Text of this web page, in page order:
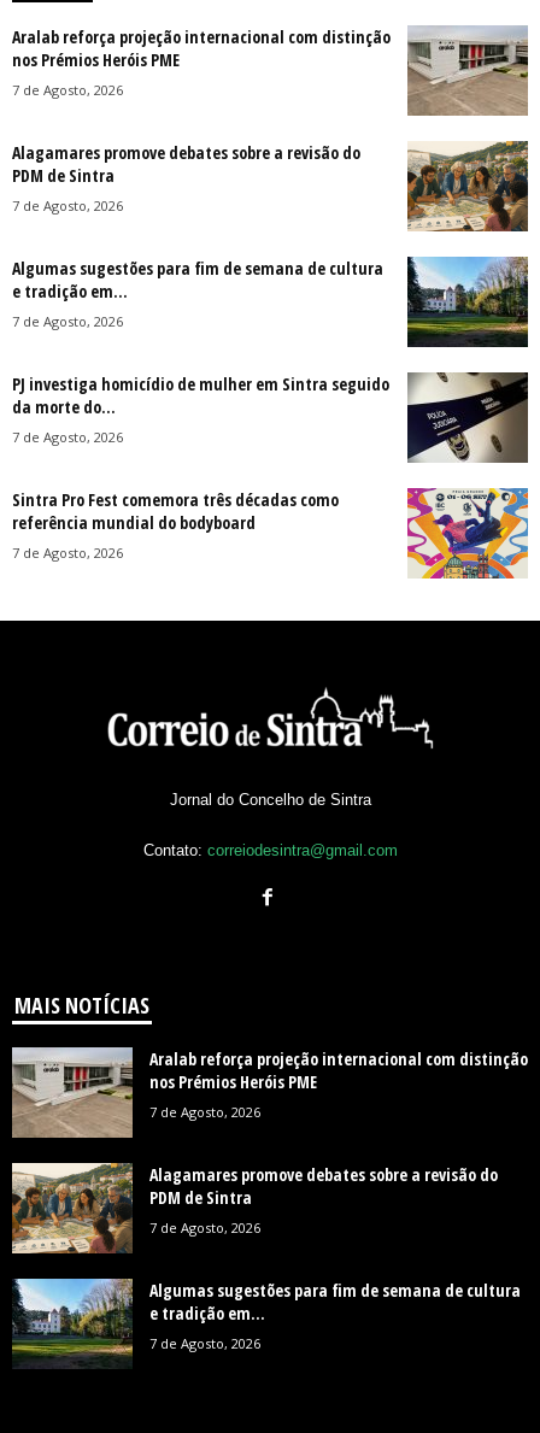
Aralab reforça projeção internacional com distinção
nos Prémios Heróis PME
7 de Agosto, 2026
Alagamares promove debates sobre a revisão do
PDM de Sintra
7 de Agosto, 2026
Algumas sugestões para fim de semana de cultura
e tradição em...
7 de Agosto, 2026
PJ investiga homicídio de mulher em Sintra seguido
da morte do...
7 de Agosto, 2026
Sintra Pro Fest comemora três décadas como
referência mundial do bodyboard
7 de Agosto, 2026
Jornal do Concelho de Sintra
Contato: correiodesintra@gmail.com
MAIS NOTÍCIAS
Aralab reforça projeção internacional com distinção
nos Prémios Heróis PME
7 de Agosto, 2026
Alagamares promove debates sobre a revisão do
PDM de Sintra
7 de Agosto, 2026
Algumas sugestões para fim de semana de cultura
e tradição em...
7 de Agosto, 2026